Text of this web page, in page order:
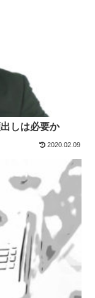
しは必要か
2020.02.09